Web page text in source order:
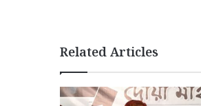
Related Articles